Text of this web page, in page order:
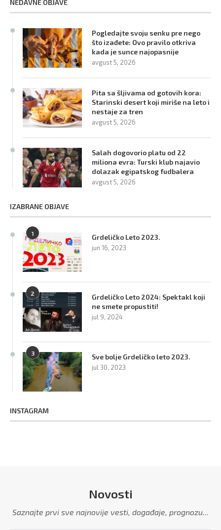
NEDAVNE OBJAVE
Pogledajte svoju senku pre nego
što izađete: Ovo pravilo otkriva
kada je sunce najopasnije
avgust 5, 2026
Pita sa šljivama od gotovih kora:
Starinski desert koji miriše na leto i
nestaje za tren
avgust 5, 2026
Salah dogovorio platu od 22
miliona evra: Turski klub najavio
dolazak egipatskog fudbalera
avgust 5, 2026
IZABRANE OBJAVE
1 Grdeličko Leto 2023.
jun 16, 2023
2
Grdeličko Leto 2024: Spektakl koji
ne smete propustiti!
jul 9, 2024
3 Sve bolje Grdeličko leto 2023.
jul 30, 2023
INSTAGRAM
Novosti
Saznajte prvi sve najnovije vesti, događaje, prognozu...